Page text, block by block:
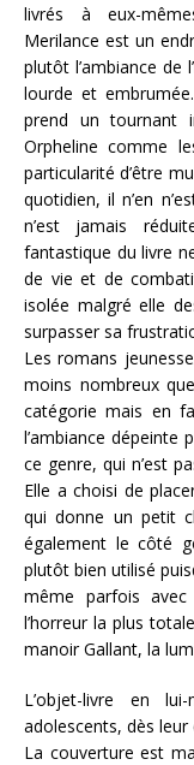
livrés à eux-
Merilance est un
plutôt l’ambiance de
lourde et
prend un tournant
Orpheline comme
particularité d’être
quotidien, il n’en
n’est jamais
fantastique du livre
de vie et de
isolée malgré elle
surpasser sa
Les romans
moins nombreux
catégorie mais en
l’ambiance dépeinte
ce genre, qui n’est
Elle a choisi de
qui donne un petit
également le côté
plutôt bien utilisé
même parfois avec
l’horreur la plus
manoir Gallant, la
L’objet-livre en
adolescents, dès
La couverture est